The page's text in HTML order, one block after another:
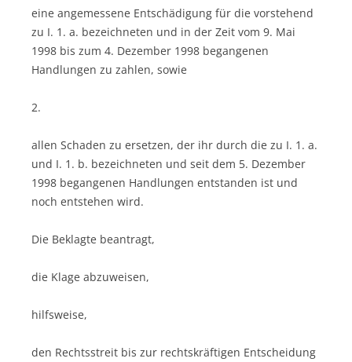
eine angemessene Entschädigung für die vorstehend
zu I. 1. a. bezeichneten und in der Zeit vom 9. Mai
1998 bis zum 4. Dezember 1998 begangenen
Handlungen zu zahlen, sowie
2.
allen Schaden zu ersetzen, der ihr durch die zu I. 1. a.
und I. 1. b. bezeichneten und seit dem 5. Dezember
1998 begangenen Handlungen entstanden ist und
noch entstehen wird.
Die Beklagte beantragt,
die Klage abzuweisen,
hilfsweise,
den Rechtsstreit bis zur rechtskräftigen Entscheidung